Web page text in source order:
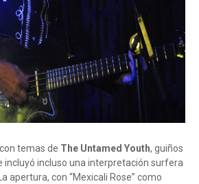
temas de The Untamed Youth, guiños
incluyó incluso una interpretación surfera
apertura, con “Mexicali Rose” como